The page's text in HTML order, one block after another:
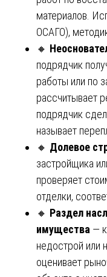
материалов.
ОСАГО),
🔸
подрядчик
работы или по
рассчитывает
подрядчик
называет
🔸 Долевое
застройщика
проверяет
отделки,
🔸 Раздел
имущества —
недострой или
оценивает